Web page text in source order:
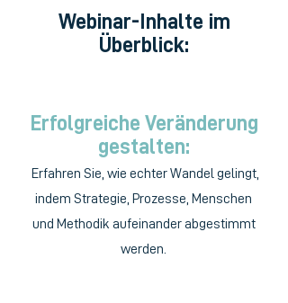
Webinar-Inhalte im
Überblick:
Erfolgreiche Veränderung
gestalten:
Erfahren Sie, wie echter Wandel gelingt,
indem Strategie, Prozesse, Menschen
und Methodik aufeinander abgestimmt
werden.